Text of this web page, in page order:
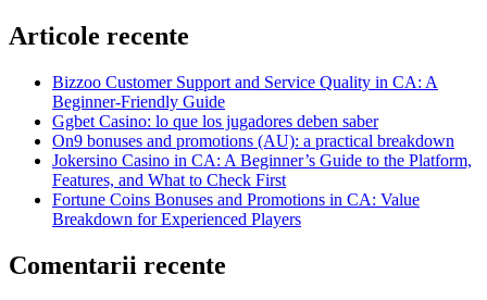
Articole recente
Bizzoo Customer Support and Service Quality in CA: A
Beginner-Friendly Guide
Ggbet Casino: lo que los jugadores deben saber
On9 bonuses and promotions (AU): a practical breakdown
Jokersino Casino in CA: A Beginner’s Guide to the Platform,
Features, and What to Check First
Fortune Coins Bonuses and Promotions in CA: Value
Breakdown for Experienced Players
Comentarii recente